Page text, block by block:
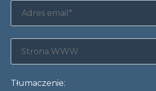
Tłumaczenie: